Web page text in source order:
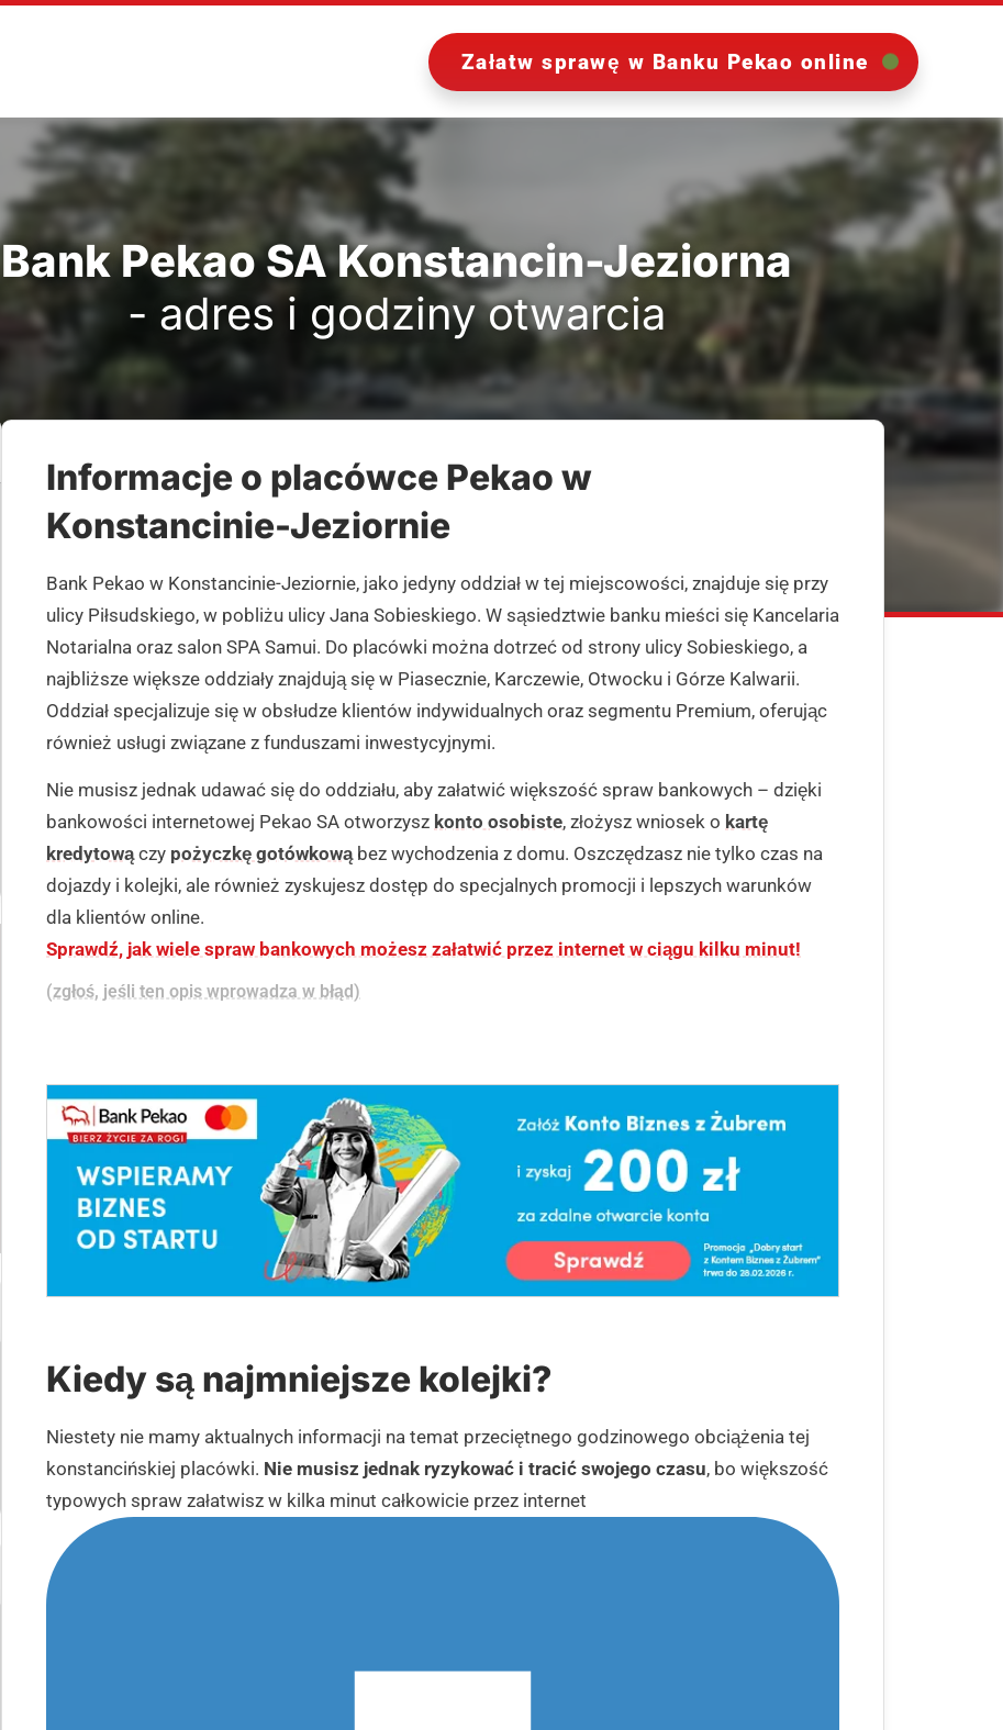
Załatw sprawę w Banku Pekao online
Bank Pekao SA Konstancin-Jeziorna
- adres i godziny otwarcia
Informacje o placówce Pekao w
Konstancinie-Jeziornie
Bank Pekao w Konstancinie-Jeziornie, jako jedyny oddział w tej miejscowości, znajduje się przy
ulicy Piłsudskiego, w pobliżu ulicy Jana Sobieskiego. W sąsiedztwie banku mieści się Kancelaria
Notarialna oraz salon SPA Samui. Do placówki można dotrzeć od strony ulicy Sobieskiego, a
najbliższe większe oddziały znajdują się w Piasecznie, Karczewie, Otwocku i Górze Kalwarii.
Oddział specjalizuje się w obsłudze klientów indywidualnych oraz segmentu Premium, oferując
również usługi związane z funduszami inwestycyjnymi.
Nie musisz jednak udawać się do oddziału, aby załatwić większość spraw bankowych – dzięki
bankowości internetowej Pekao SA otworzysz konto osobiste, złożysz wniosek o kartę
kredytowączy pożyczkę gotówkowąbez wychodzenia z domu. Oszczędzasz nie tylko czas na
dojazdy i kolejki, ale również zyskujesz dostęp do specjalnych promocji i lepszych warunków
dla klientów online.
Sprawdź, jak wiele spraw bankowych możesz załatwić przez internet w ciągu kilku minut!
(zgłoś, jeśli ten opis wprowadza w błąd)
Kiedy są najmniejsze kolejki?
Niestety nie mamy aktualnych informacji na temat przeciętnego godzinowego obciążenia tej
konstancińskiej placówki. Nie musisz jednak ryzykować i tracić swojego czasu, bo większość
typowych spraw załatwisz w kilka minut całkowicie przez internet